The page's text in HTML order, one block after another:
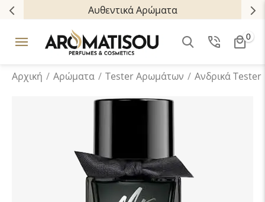
Αυθεντικά Αρώματα
0
Αρχική / Αρώματα / Tester Aρωμάτων / Ανδρικά Tester